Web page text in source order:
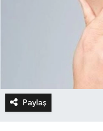
Paylaş